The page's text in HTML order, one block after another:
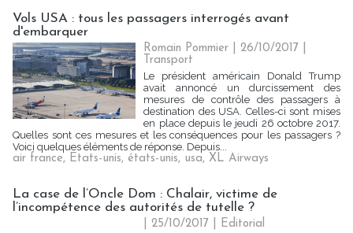
Vols USA : tous les passagers interrogés avant
d'embarquer
Romain Pommier | 26/10/2017
Transport
Le président américain Donald Trump
avait annoncé un durcissement des
mesures de contrôle des passagers à
destination des USA. Celles-ci sont mises
en place depuis le jeudi 26 octobre 2017.
Quelles sont ces mesures et les conséquences pour les passagers ?
Voici quelques éléments de réponse. Depuis...
air france, Etats-unis, états-unis, usa, XL Airways
La case de l’Oncle Dom : Chalair, victime de
l’incompétence des autorités de tutelle ?
| 25/10/2017
Editorial